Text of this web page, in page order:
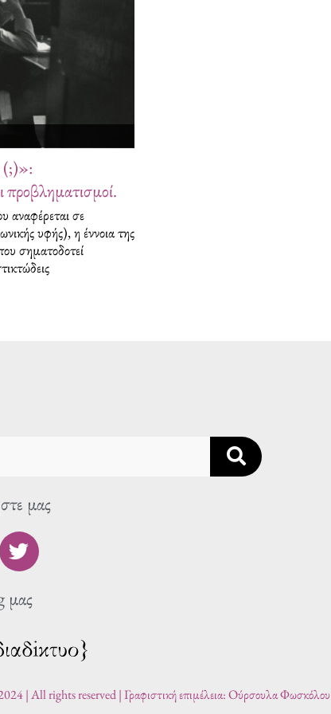
(;)»:
προβληματισμοί.
αναφέρεται σε
υφής), η έννοια της
σηματοδοτεί
μας
T
w
i
t
e
r
μας
| All rights reserved | Γραφιστική επιμέλεια: Ούρσουλα Φωσκόλου